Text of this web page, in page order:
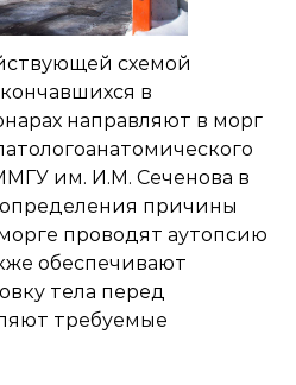
схемой
в
направляют в морг
им. И.М. Сеченова в
причины
проводят аутопсию
обеспечивают
тела перед
требуемые